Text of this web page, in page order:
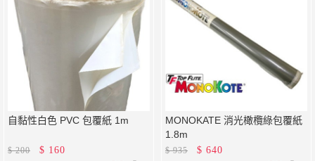
自黏性白色 PVC 包覆紙 1m
$200 $ 160
MONOKATE 消光橄欖綠包覆紙
1.8m
$935 $ 640